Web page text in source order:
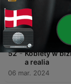
Grzegorz
zbytu w
Polski
13 mar. 2024
52 - Kobiety w
a realia
06 mar. 2024